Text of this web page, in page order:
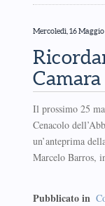
Mercoledì, 16 Maggio
Camara
Il prossimo 25
Cenacolo
un’anteprima
Marcelo Barros,
Pubblicato in